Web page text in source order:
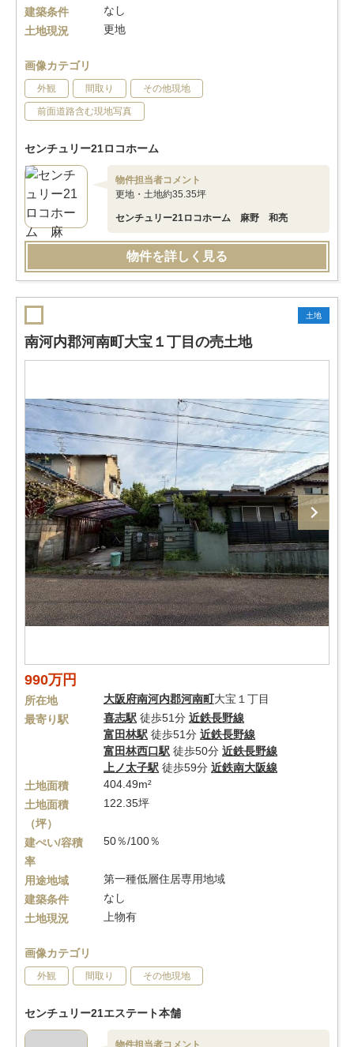
建築条件
なし
土地現況
更地
画像カテゴリ
外観 間取り その他現地
前面道路含む現地写真
センチュリー21ロコホーム
物件担当者コメント
更地・土地約35.35坪
センチュリー21ロコホーム 麻野 和亮
物件を詳しく見る
土地
南河内郡河南町大宝１丁目の売土地
990万円
所在地 大阪府南河内郡河南町大宝１丁目
最寄り駅
喜志駅 徒歩51分 近鉄長野線
富田林駅 徒歩51分 近鉄長野線
富田林西口駅 徒歩50分 近鉄長野線
上ノ太子駅 徒歩59分 近鉄南大阪線
土地面積
404.49m²
土地面積
（坪）
122.35坪
建ぺい/容積
率
50％/100％
用途地域
第一種低層住居専用地域
建築条件
なし
土地現況
上物有
画像カテゴリ
外観 間取り その他現地
センチュリー21エステート本舗
物件担当者コメント